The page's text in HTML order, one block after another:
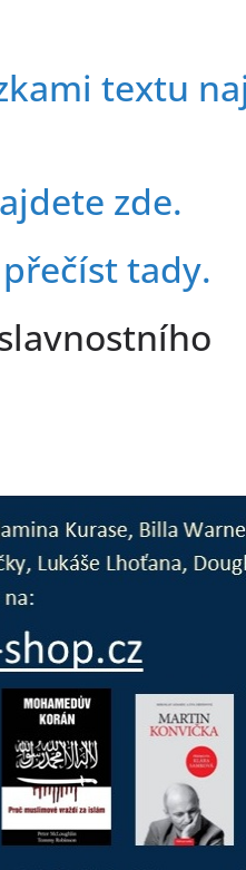
textu
zde.
tady.